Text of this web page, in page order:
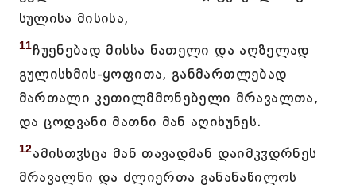
სულისა მისისა,
11ჩუენებად მისსა ნათელი და აღზელად
გულისხმის-ყოფითა, განმართლებად
მართალი კეთილმმონებელი მრავალთა,
და ცოდვანი მათნი მან აღიხუნეს.
12ამისთჳსცა მან თავადმან დაიმკჳდრნეს
მრავალნი და ძლიერთა განანაწილოს